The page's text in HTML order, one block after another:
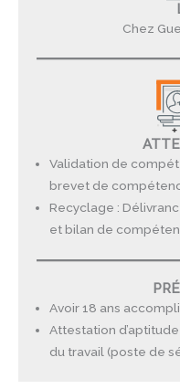
Chez
Validation de
brevet de
Recyclage :
et bilan de
Avoir 18 ans
Attestation
du travail (poste de